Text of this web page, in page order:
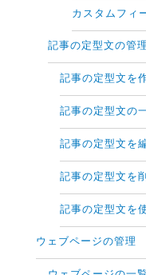
カスタムフィ
記事の定型文の管理
記事の定型文を
記事の定型文の
記事の定型文を
記事の定型文を
記事の定型文を
ウェブページの管理